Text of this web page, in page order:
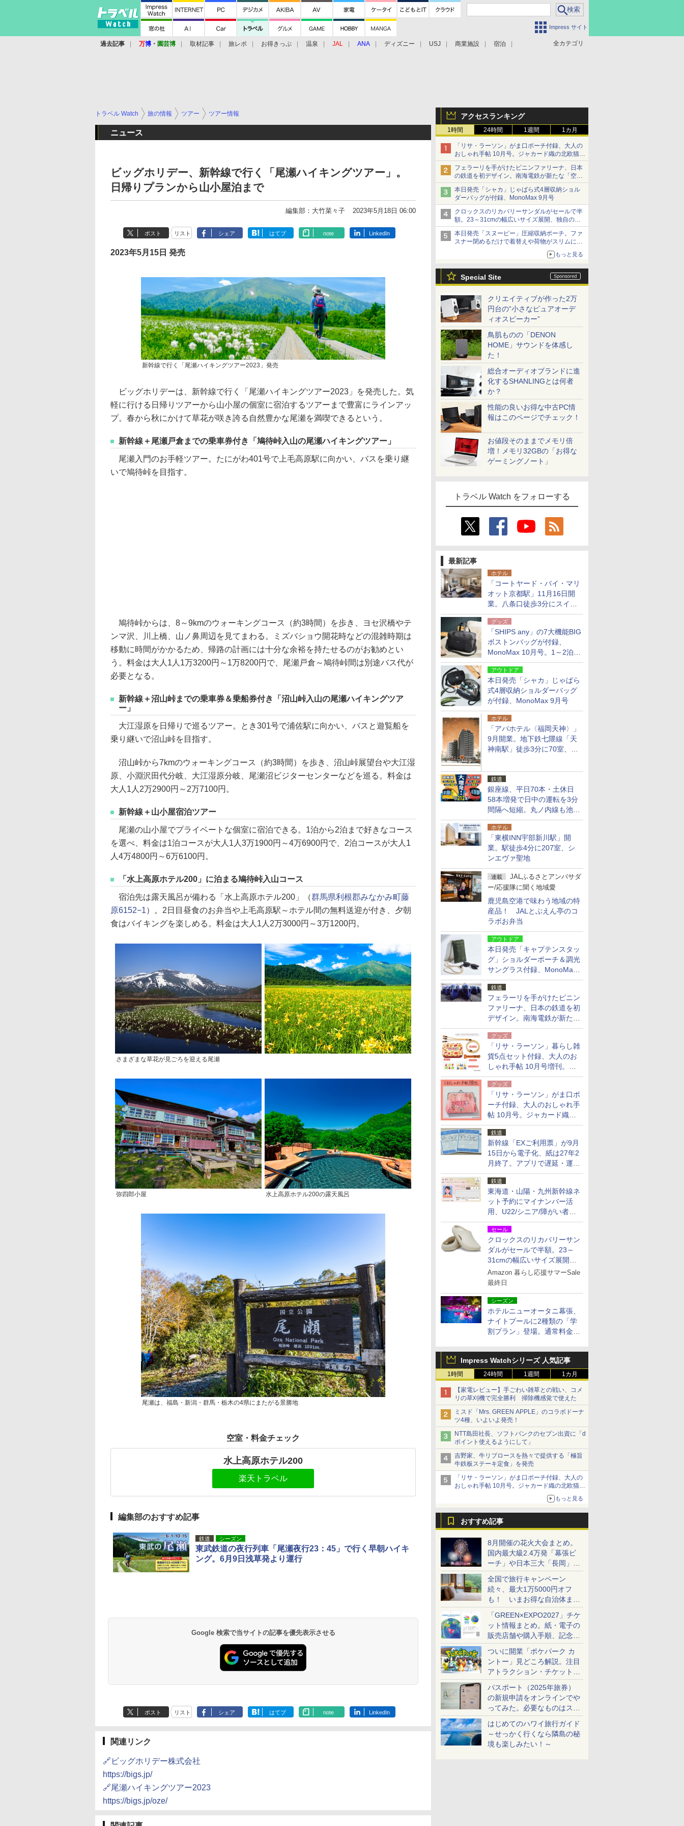
Impress サイト
全カテゴリ
過去記事 万博 ・ 園芸博 取材記事 旅レポ お得きっぷ 温泉 JAL ANA ディズニー USJ 商業施設 宿泊
アクセスランキング
1時間 24時間 1週間 1カ月
「リサ・ラーソン」がま口ポーチ付録、大人の
おしゃれ手帖 10月号。ジャカード織の北欧猫デ
ザイン
フェラーリを手がけたピニンファリーナ、日本
の鉄道を初デザイン。南海電鉄が新たな「空港
特急」をなにわ筋線へ導入
本日発売「シャカ」じゃばら式4層収納ショル
ダーバッグが付録、MonoMax 9月号
クロックスのリカバリーサンダルがセールで半
額。23～31cmの幅広いサイズ展開、独自のク
ッション素材を採用
本日発売「スヌーピー」圧縮収納ポーチ。ファ
スナー閉めるだけで着替えや荷物がスリムにま
もっと見る
Special Site
クリエイティブが作った2万
円台の“小さなピュアオーデ
ィオスピーカー”
鳥肌ものの「DENON
HOME」サウンドを体感し
た！
総合オーディオブランドに進
化するSHANLINGとは何者
か？
性能の良いお得な中古PC情
報はこのページでチェック！
お値段そのままでメモリ倍
増！メモリ32GBの「お得な
ゲーミングノート」
トラベル Watch をフォローする
最新記事
ホテル
「コートヤード・バイ・マリ
オット京都駅」11月16日開
業。八条口徒歩3分にスイー
ト含む全270室、ダイニング
も併設
グッズ
「SHIPS any」の7大機能BIG
ボストンバッグが付録、
MonoMax 10月号。1～2泊の
荷物、キャリーオンも可能
アウトドア
本日発売「シャカ」じゃばら
式4層収納ショルダーバッグ
が付録、MonoMax 9月号
ホテル
「アパホテル〈福岡天神〉」
9月開業。地下鉄七隈線「天
神南駅」徒歩3分に70室、エ
鉄道
銀座線、平日70本・土休日
58本増発で日中の運転を3分
間隔へ短縮。丸ノ内線も池袋
～中野坂上を4分間隔に
ホテル
「東横INN宇部新川駅」開
業。駅徒歩4分に207室、シ
ンエヴァ聖地
連載
JALふるさとアンバサダ
ー/応援隊に聞く地域愛
鹿児島空港で味わう地域の特
産品！ JALとぶえん亭のコ
ラボお弁当
アウトドア
本日発売「キャプテンスタッ
グ」ショルダーポーチ＆調光
サングラス付録、MonoMax
9月号増刊
鉄道
フェラーリを手がけたピニン
ファリーナ、日本の鉄道を初
デザイン。南海電鉄が新たな
「空港特急」をなにわ筋線へ
導入
グッズ
「リサ・ラーソン」暮らし雑
貨5点セット付録、大人のお
しゃれ手帖 10月号増刊。
USBケーブルや缶ケースなど
グッズ
「リサ・ラーソン」がま口ポ
ーチ付録、大人のおしゃれ手
帖 10月号。ジャカード織の
北欧猫デザイン
鉄道
新幹線「EXご利用票」が9月
15日から電子化、紙は27年2
月終了。アプリで遅延・運休
も確認可能に
鉄道
東海道・山陽・九州新幹線ネ
ット予約にマイナンバー活
用、U22/シニア/障がい者割
を9月15日から発売
セール
クロックスのリカバリーサン
ダルがセールで半額。23～
31cmの幅広いサイズ展開、
独自のクッション素材を採用
Amazon 暮らし応援サマーSale
最終日
シーズン
ホテルニューオータニ幕張、
ナイトプールに2種類の「学
割プラン」登場。通常料金の
Impress Watchシリーズ 人気記事
1時間 24時間 1週間 1カ月
【家電レビュー】手ごわい雑草との戦い、コメ
リの草刈機で完全勝利 掃除機感覚で使えた
ミスド「Mrs. GREEN APPLE」のコラボドーナ
ツ4種、いよいよ発売！
NTT島田社長、ソフトバンクのセブン出資に「d
ポイント使えるようにして」
吉野家、牛リブロースを熱々で提供する「極旨
牛鉄板ステーキ定食」を発売
「リサ・ラーソン」がま口ポーチ付録、大人の
おしゃれ手帖 10月号。ジャカード織の北欧猫デ
もっと見る
おすすめ記事
8月開催の花火大会まとめ。
国内最大級2.4万発「幕張ビ
ーチ」や日本三大「長岡」な
ど大型イベント目白押し！
全国で旅行キャンペーン
続々、最大1万5000円オフ
も！ いまお得な自治体まと
め
「GREEN×EXPO2027」チケ
ット情報まとめ。紙・電子の
販売店舗や購入手順、記念チ
ケットも解説
ついに開業「ポケパーク カ
ントー」見どころ解説。注目
アトラクション・チケット手
配・来場前に必要な準備は？
パスポート（2025年旅券）
の新規申請をオンラインでや
ってみた。必要なものはスマ
ホとマイナカードのみ
はじめてのハワイ旅行ガイド
～せっかく行くなら隣島の秘
境も楽しみたい！～
トラベル Watch 旅の情報 ツアー ツアー情報
ニュース
ビッグホリデー、新幹線で行く「尾瀬ハイキングツアー」。
日帰りプランから山小屋泊まで
編集部：大竹菜々子 2023年5月18日 06:00
ポスト リスト シェア はてブ note LinkedIn
2023年5月15日 発売
新幹線で行く「尾瀬ハイキングツアー2023」発売
ビッグホリデーは、新幹線で行く「尾瀬ハイキングツアー2023」を発売した。気
軽に行ける日帰りツアーから山小屋の個室に宿泊するツアーまで豊富にラインアッ
プ。春から秋にかけて草花が咲き誇る自然豊かな尾瀬を満喫できるという。
新幹線＋尾瀬戸倉までの乗車券付き「鳩待峠入山の尾瀬ハイキングツアー」
尾瀬入門のお手軽ツアー。たにがわ401号で上毛高原駅に向かい、バスを乗り継
いで鳩待峠を目指す。
鳩待峠からは、8～9kmのウォーキングコース（約3時間）を歩き、ヨセ沢橋やテ
ンマ沢、川上橋、山ノ鼻周辺を見てまわる。ミズバショウ開花時などの混雑時期は
移動に時間がかかるため、帰路の計画には十分な余裕を持たせるのがお勧めとい
う。料金は大人1人1万3200円～1万8200円で、尾瀬戸倉～鳩待峠間は別途バス代が
必要となる。
新幹線＋沼山峠までの乗車券＆乗船券付き「沼山峠入山の尾瀬ハイキングツア
ー」
大江湿原を日帰りで巡るツアー。とき301号で浦佐駅に向かい、バスと遊覧船を
乗り継いで沼山峠を目指す。
沼山峠から7kmのウォーキングコース（約3時間）を歩き、沼山峠展望台や大江湿
原、小淵沢田代分岐、大江湿原分岐、尾瀬沼ビジターセンターなどを巡る。料金は
大人1人2万2900円～2万7100円。
新幹線＋山小屋宿泊ツアー
尾瀬の山小屋でプライベートな個室に宿泊できる。1泊から2泊まで好きなコース
を選べ、料金は1泊コースが大人1人3万1900円～4万6900円で、2泊コースが大人1
人4万4800円～6万6100円。
「水上高原ホテル200」に泊まる鳩待峠入山コース
宿泊先は露天風呂が備わる「水上高原ホテル200」（群馬県利根郡みなかみ町藤
原6152−1）。2日目昼食のお弁当や上毛高原駅～ホテル間の無料送迎が付き、夕朝
食はバイキングを楽しめる。料金は大人1人2万3000円～3万1200円。
さまざまな草花が見ごろを迎える尾瀬
弥四郎小屋 水上高原ホテル200の露天風呂
尾瀬は、福島・新潟・群馬・栃木の4県にまたがる景勝地
空室・料金チェック
水上高原ホテル200
楽天トラベル
編集部のおすすめ記事
鉄道 シーズン
東武鉄道の夜行列車「尾瀬夜行23：45」で行く早朝ハイキ
ング。6月9日浅草発より運行
Google 検索で当サイトの記事を優先表示させる
ポスト リスト シェア はてブ note LinkedIn
関連リンク
🔗ビッグホリデー株式会社
https://bigs.jp/
🔗尾瀬ハイキングツアー2023
https://bigs.jp/oze/